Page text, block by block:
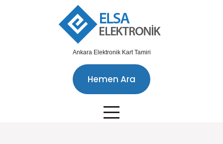
Ankara Elektronik Kart Tamiri
Hemen Ara